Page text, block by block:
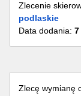
Zlecenie
podlaskie
Data dodania: 7
Zlecę wymianę